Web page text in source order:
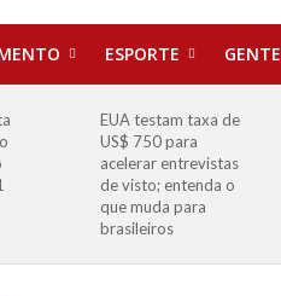
ESPORTE GENTE
EUA testam taxa de
US$ 750 para
acelerar entrevistas
de visto; entenda o
que muda para
brasileiros